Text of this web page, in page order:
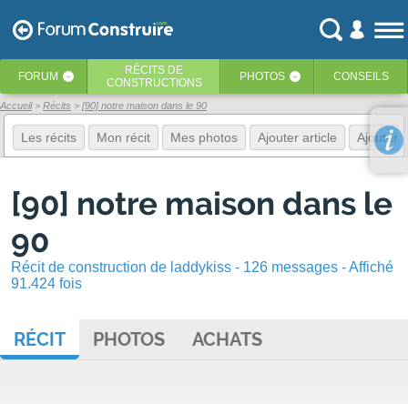
FORUM ‹ RÉCITS DE
CONSTRUCTIONS
PHOTOS ‹ CONSEILS
Accueil Récits [90] notre maison dans le 90
Les récits Mon récit Mes photos Ajouter article Ajouter
[90] notre maison dans le
90
Récit de construction de laddykiss - 126 messages - Affiché
91.424 fois
RÉCIT PHOTOS ACHATS